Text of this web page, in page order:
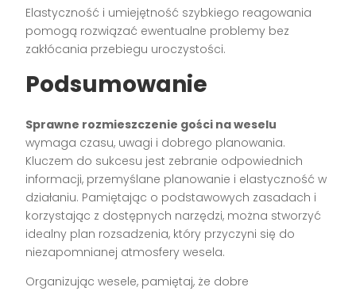
Elastyczność i umiejętność szybkiego reagowania
pomogą rozwiązać ewentualne problemy bez
zakłócania przebiegu uroczystości.
Podsumowanie
Sprawne rozmieszczenie gości na weselu
wymaga czasu, uwagi i dobrego planowania.
Kluczem do sukcesu jest zebranie odpowiednich
informacji, przemyślane planowanie i elastyczność w
działaniu. Pamiętając o podstawowych zasadach i
korzystając z dostępnych narzędzi, można stworzyć
idealny plan rozsadzenia, który przyczyni się do
niezapomnianej atmosfery wesela.
Organizując wesele, pamiętaj, że dobre